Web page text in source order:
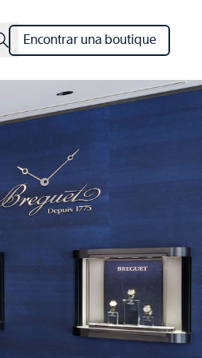
Encontrar una boutique